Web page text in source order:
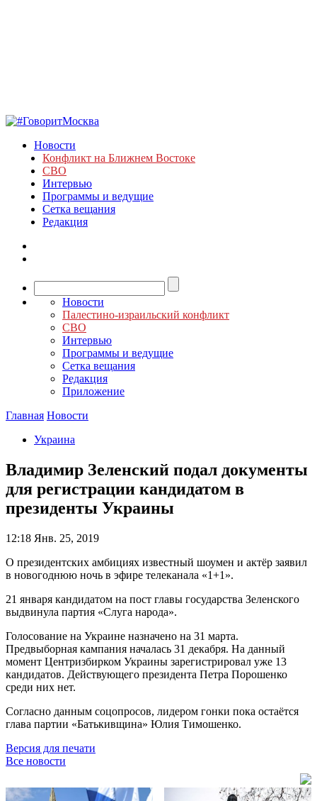
Новости
Конфликт на Ближнем Востоке
СВО
Интервью
Программы и ведущие
Сетка вещания
Редакция
Новости
Палестино-израильский конфликт
СВО
Интервью
Программы и ведущие
Сетка вещания
Редакция
Приложение
Главная Новости
Украина
Владимир Зеленский подал документы
для регистрации кандидатом в
президенты Украины
12:18 Янв. 25, 2019
О президентских амбициях известный шоумен и актёр заявил
в новогоднюю ночь в эфире телеканала «1+1».
21 января кандидатом на пост главы государства Зеленского
выдвинула партия «Слуга народа».
Голосование на Украине назначено на 31 марта.
Предвыборная кампания началась 31 декабря. На данный
момент Центризбирком Украины зарегистрировал уже 13
кандидатов. Действующего президента Петра Порошенко
среди них нет.
Согласно данным соцопросов, лидером гонки пока остаётся
глава партии «Батькивщина» Юлия Тимошенко.
Версия для печати
Все новости